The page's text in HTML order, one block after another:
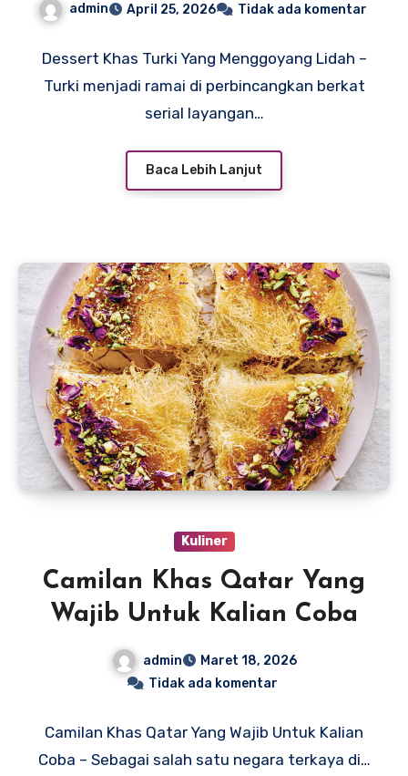
admin April 25, 2026 Tidak ada komentar
Dessert Khas Turki Yang Menggoyang Lidah –
Turki menjadi ramai di perbincangkan berkat
serial layangan…
Baca Lebih Lanjut
Kuliner
Camilan Khas Qatar Yang
Wajib Untuk Kalian Coba
admin
Maret 18, 2026
Tidak ada komentar
Camilan Khas Qatar Yang Wajib Untuk Kalian
Coba – Sebagai salah satu negara terkaya di…